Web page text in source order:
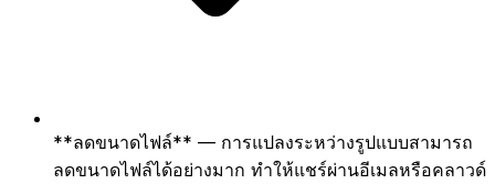
**ลดขนาดไฟล์** — การแปลงระหว่างรูปแบบสามารถ
ลดขนาดไฟล์ได้อย่างมาก ทำให้แชร์ผ่านอีเมลหรือคลาวด์